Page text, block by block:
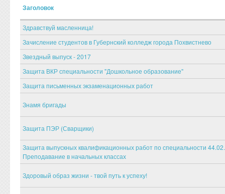
Заголовок
Здравствуй масленница!
Зачисление студентов в Губернский колледж города Похвистнево
Звездный выпуск - 2017
Защита ВКР специальности "Дошкольное образование"
Защита письменных экзаменационных работ
Знамя бригады
Защита ПЭР (Сварщики)
Защита выпускных квалификационных работ по специальности
Преподавание в начальных классах
Здоровый образ жизни - твой путь к успеху!